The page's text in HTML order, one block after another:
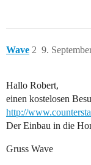
Wave 9.
2
Hallo Robert,
einen kostelosen
http://
Der Einbau in die
Gruss Wave